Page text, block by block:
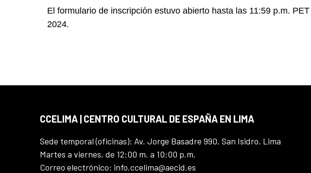
El formulario de inscripción estuvo abierto hasta las 11:59 p.m.
2024.
CCELIMA | CENTRO CULTURAL DE ESPAÑA EN LIMA
Sede temporal (oficinas): Av. Jorge Basadre 990, San Isidro, Lima
Martes a viernes, de 12:00 m. a 10:00 p.m.
Correo electrónico: info.ccelima@aecid.es